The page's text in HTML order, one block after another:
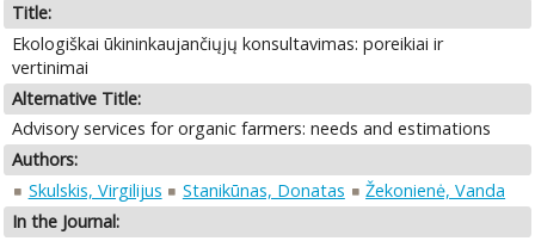
Title:
Ekologiškai ūkininkaujančiųjų konsultavimas: poreikiai ir
vertinimai
Alternative Title:
Advisory services for organic farmers: needs and estimations
Authors:
Skulskis, Virgilijus
Stanikūnas, Donatas
Žekonienė, Vanda
In the Journal: